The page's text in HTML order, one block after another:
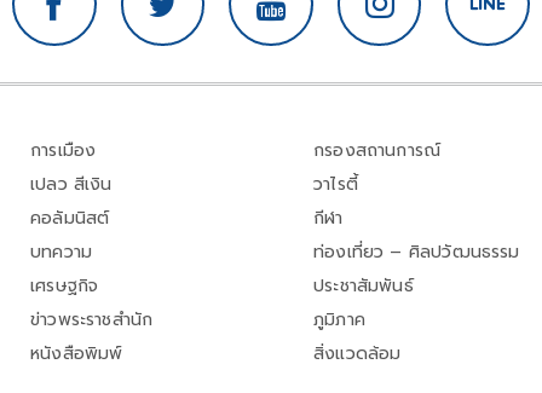
การเมือง
เปลว สีเงิน
คอลัมนิสต์
บทความ
เศรษฐกิจ
ข่าวพระราชสำนัก
หนังสือพิมพ์
กรองสถานการณ์
วาไรตี้
กีฬา
ท่องเที่ยว – ศิลปวัฒนธรรม
ประชาสัมพันธ์
ภูมิภาค
สิ่งแวดล้อม